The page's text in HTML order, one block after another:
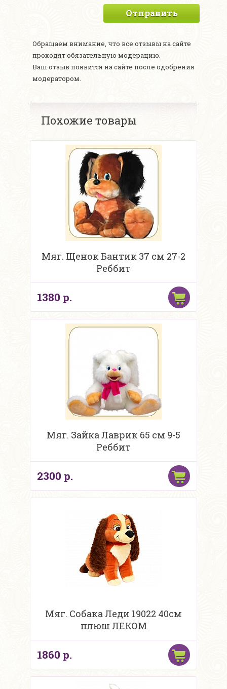
Отправить
Обращаем внимание, что все отзывы на сайте
проходят обязательную модерацию.
Ваш отзыв появится на сайте после одобрения
модератором.
Похожие товары
Мяг. Щенок Бантик 37 см 27-2
Реббит
1380 р.
Мяг. Зайка Лаврик 65 см 9-5
Реббит
2300 р.
Мяг. Собака Леди 19022 40см
плюш ЛЕКОМ
1860 р.